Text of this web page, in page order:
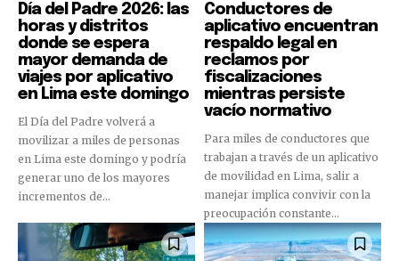
Día del Padre 2026: las
horas y distritos
donde se espera
mayor demanda de
viajes por aplicativo
en Lima este domingo
El Día del Padre volverá a
movilizar a miles de personas
en Lima este domingo y podría
generar uno de los mayores
incrementos de...
Conductores de
aplicativo encuentran
respaldo legal en
reclamos por
fiscalizaciones
mientras persiste
vacío normativo
Para miles de conductores que
trabajan a través de un aplicativo
de movilidad en Lima, salir a
manejar implica convivir con la
preocupación constante...